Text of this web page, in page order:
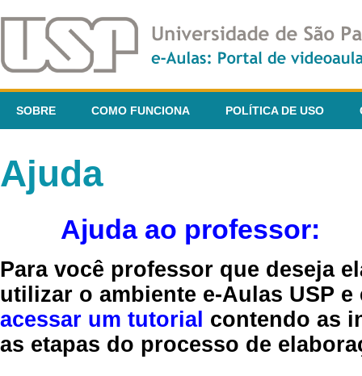
SOBRE COMO FUNCIONA POLÍTICA DE USO
Ajuda
Ajuda ao professor:
Para você professor que deseja
utilizar o ambiente e-Aulas USP
acessar um tutorial contendo as
as etapas do processo de